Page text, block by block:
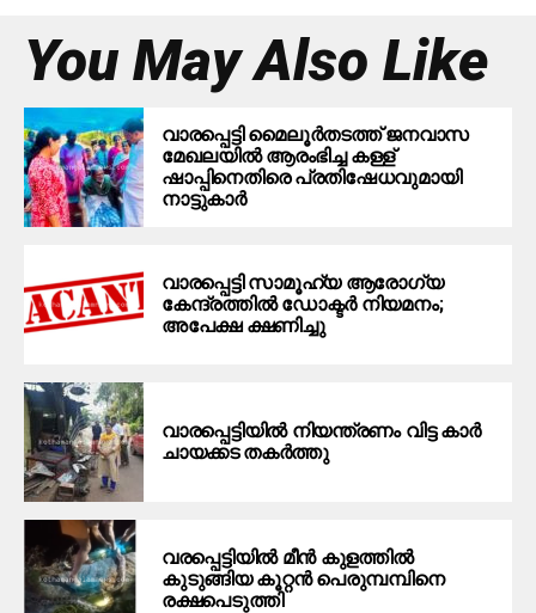
You May Also Like
വാരപ്പെട്ടി മൈലൂർതടത്ത് ജനവാസ
മേഖലയിൽ ആരംഭിച്ച കള്ള്
ഷാപ്പിനെതിരെ പ്രതിഷേധവുമായി
നാട്ടുകാർ
വാരപ്പെട്ടി സാമൂഹ്യ ആരോഗ്യ
കേന്ദ്രത്തിൽ ഡോക്ടർ നിയമനം;
അപേക്ഷ ക്ഷണിച്ചു
വാരപ്പെട്ടിയിൽ നിയന്ത്രണം വിട്ട കാർ
ചായക്കട തകർത്തു
വരപ്പെട്ടിയില്‍ മീന്‍ കുളത്തില്‍
കുടുങ്ങിയ കൂറ്റന്‍ പെരുമ്പമ്പിനെ
രക്ഷപെടുത്തി